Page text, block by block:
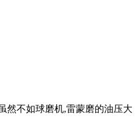
然不如球磨机,雷蒙磨的油压大